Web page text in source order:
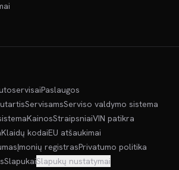
Paslaugos
ServisamsServiso valdymo sistema
KainosStraipsniaiVIN patikra
Klaidų kodaiEU atšaukimai
Įmonių registrasPrivatumo politika
SlapukaiSlapukų nustatymai